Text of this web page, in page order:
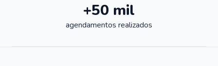
+50 mil
agendamentos realizados